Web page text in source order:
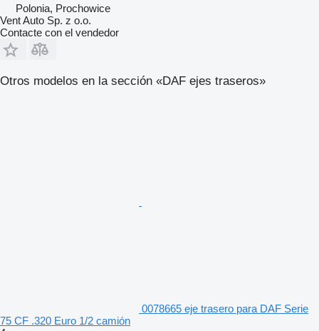
Polonia, Prochowice
Vent Auto Sp. z o.o.
Contacte con el vendedor
Otros modelos en la sección «DAF ejes traseros»
0078665 eje trasero para DAF Serie
75 CF .320 Euro 1/2 camión